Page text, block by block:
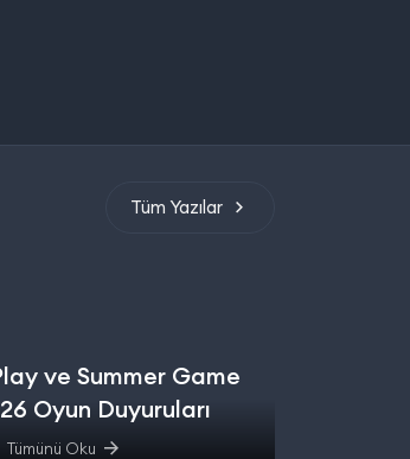
Tüm Yazılar
ve Summer Game
Oyun Duyuruları
Tümünü Oku